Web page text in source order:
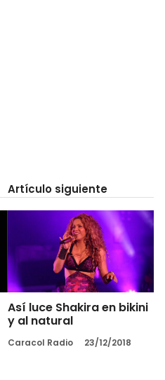
Artículo siguiente
Así luce Shakira en bikini
y al natural
Caracol Radio 23/12/2018